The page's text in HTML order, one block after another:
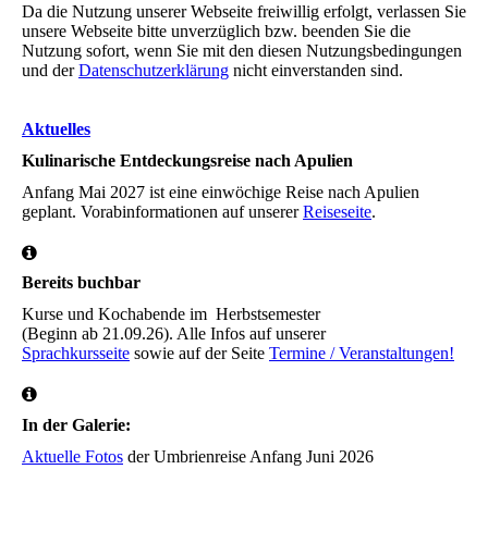
Da die Nutzung unserer Webseite freiwillig erfolgt, verlassen Sie
unsere Webseite bitte unverzüglich bzw. beenden Sie die
Nutzung sofort, wenn Sie mit den diesen Nutzungsbedingungen
und derDatenschutzerklärung nicht einverstanden sind.
Aktuelles
Kulinarische Entdeckungsreise nach Apulien
Anfang Mai 2027 ist eine einwöchige Reise nach Apulien
geplant. Vorabinformationen auf unsererReiseseite.
Bereits buchbar
Kurse und Kochabende im Herbstsemester
(Beginn ab 21.09.26). Alle Infos auf unserer
Sprachkursseite sowie auf der Seite Termine / Veranstaltungen!
In der Galerie:
Aktuelle Fotos der Umbrienreise Anfang Juni 2026